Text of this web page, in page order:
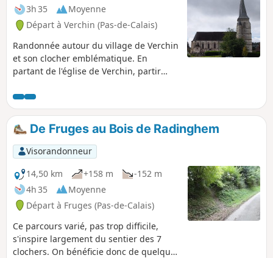
3h 35
Moyenne
Départ à Verchin (Pas-de-Calais)
Randonnée autour du village de Verchin
et son clocher emblématique. En
partant de l'église de Verchin, partir
Verchin.
De Fruges au Bois de Radinghem
Visorandonneur
14,50 km
+158 m
-152 m
4h 35
Moyenne
Départ à Fruges (Pas-de-Calais)
Ce parcours varié, pas trop difficile,
s'inspire largement du sentier des 7
clochers. On bénéficie donc de quelques